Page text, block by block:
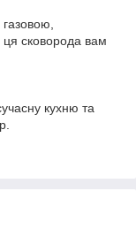
ця сковорода вам
кухню та